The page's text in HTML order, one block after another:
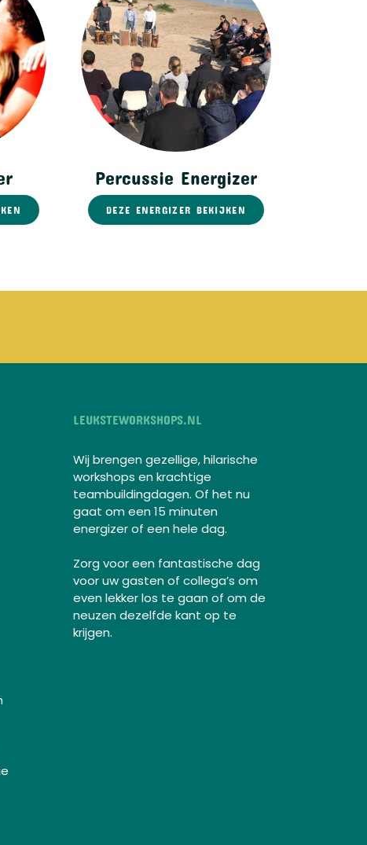
Percussie Energizer
DEZE ENERGIZER BEKIJKEN
LEUKSTEWORKSHOPS.NL
Wij brengen gezellige, hilarische
workshops en krachtige
teambuildingdagen. Of het nu
gaat om een 15 minuten
energizer of een hele dag.
Zorg voor een fantastische dag
voor uw gasten of collega’s om
even lekker los te gaan of om de
neuzen dezelfde kant op te
krijgen.